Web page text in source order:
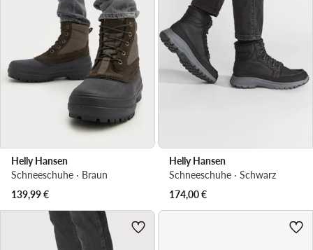
Helly Hansen
Schneeschuhe · Braun
139,99€
Helly Hansen
Schneeschuhe · Schwarz
174,00€